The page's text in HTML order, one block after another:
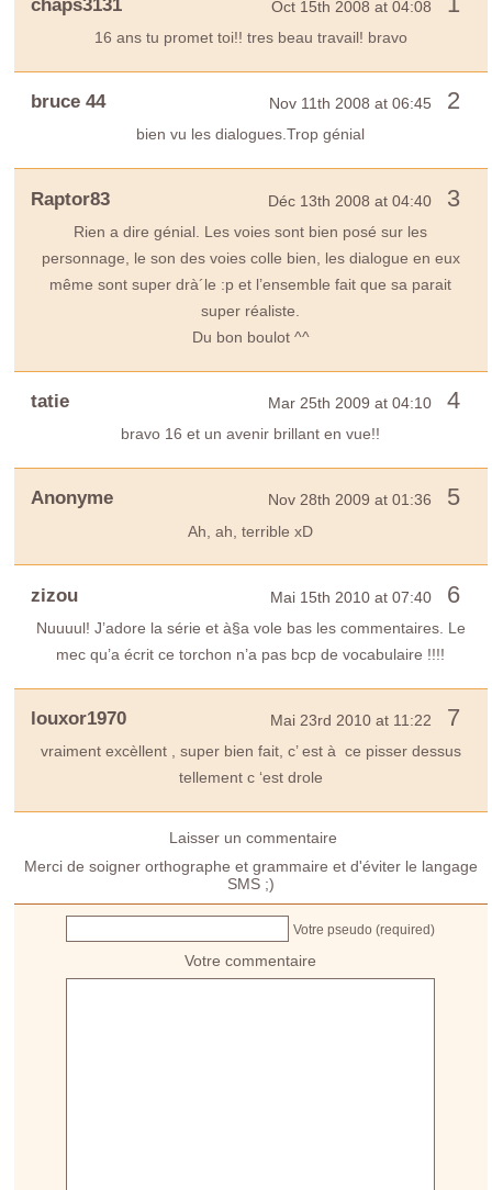
Oct 15th 2008 at 04:08
16 ans tu promet toi!! tres beau travail! bravo
bruce 44 Nov 11th 2008 at 06:45 2
bien vu les dialogues.Trop génial
Raptor83 Déc 13th 2008 at 04:40 3
Rien a dire génial. Les voies sont bien posé sur les
personnage, le son des voies colle bien, les dialogue en eux
même sont super drà´le :p et l’ensemble fait que sa parait
super réaliste.
Du bon boulot ^^
tatie Mar 25th 2009 at 04:10 4
bravo 16 et un avenir brillant en vue!!
Anonyme Nov 28th 2009 at 01:36 5
Ah, ah, terrible xD
zizou Mai 15th 2010 at 07:40 6
Nuuuul! J’adore la série et à§a vole bas les commentaires. Le
mec qu’a écrit ce torchon n’a pas bcp de vocabulaire !!!!
louxor1970 Mai 23rd 2010 at 11:22 7
vraiment excèllent , super bien fait, c’ est à ce pisser dessus
tellement c ‘est drole
Laisser un commentaire
Merci de soigner orthographe et grammaire et d'éviter le langage
SMS ;)
Votre pseudo (required)
Votre commentaire